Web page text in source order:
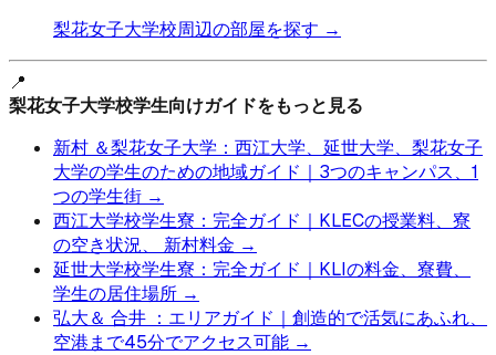
梨花女子大学校周辺の部屋を探す →
📍
梨花女子大学校学生向けガイドをもっと見る
新村 ＆梨花女子大学：西江大学、延世大学、梨花女子
大学の学生のための地域ガイド｜3つのキャンパス、1
つの学生街 →
西江大学校学生寮：完全ガイド｜KLECの授業料、寮
の空き状況、 新村料金 →
延世大学校学生寮：完全ガイド｜KLIの料金、寮費、
学生の居住場所 →
弘大＆ 合井 ：エリアガイド｜創造的で活気にあふれ、
空港まで45分でアクセス可能 →